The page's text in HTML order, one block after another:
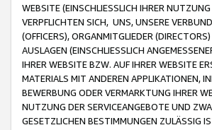
WEBSITE (EINSCHLIESSLICH IHRER
VERPFLICHTEN SICH, UNS, UNSERE
(OFFICERS), ORGANMITGLIEDER
AUSLAGEN (EINSCHLIESSLICH
IHRER WEBSITE BZW. AUF IHRER WEBSITE
MATERIALS MIT ANDEREN APPLIKATIONEN,
BEWERBUNG ODER VERMARKTUNG IHRER
NUTZUNG DER SERVICEANGEBOTE UND
GESETZLICHEN BESTIMMUNGEN ZULÄSSIG